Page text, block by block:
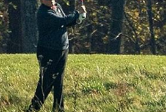
女・高2)
女・中3)
女・中1)
四女・小4)